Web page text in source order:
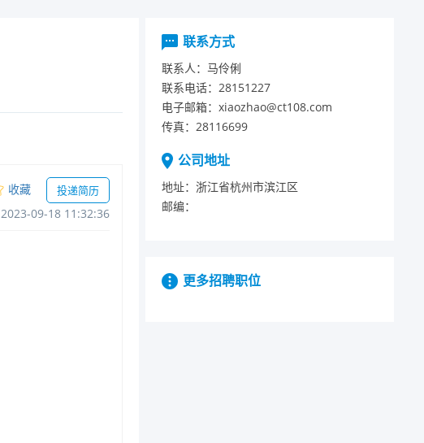
收藏 投递简历
2023-09-1811:32:36
联系方式
联系人： 马伶俐
联系电话： 28151227
电子邮箱： xiaozhao@ct108.com
传真： 28116699
公司地址
地址： 浙江省杭州市滨江区
邮编：
更多招聘职位